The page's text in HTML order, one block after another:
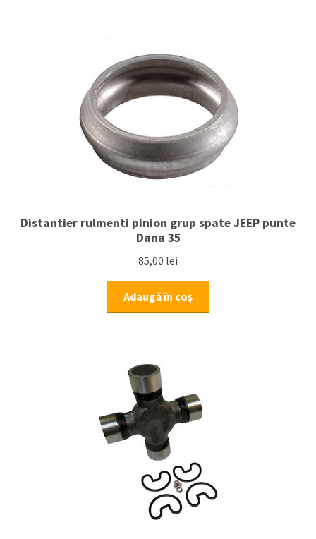
Distantier rulmenti pinion grup spate JEEP punte
Dana 35
85,00 lei
Adaugă în coș